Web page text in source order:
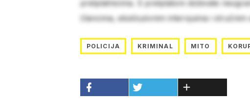
pretplatnicima. S pretplatom dobivate
člancima, ekskluzivnim intervjuima i stručnim
POLICIJA KRIMINAL MITO